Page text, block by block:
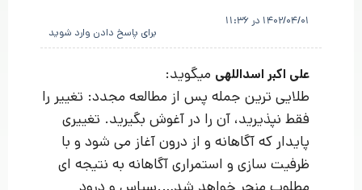
1402/04/01 در 11:36
برای پاسخ دادن وارد شوید
علی اکبر اسداللهی میگوید:
طلایی ترین جمله پس از مطالعه مجدد: تغییر را
فقط نپذیرید، آن را در آغوش بگیرید. تغییری
پایدار که آگاهانه و از درون آغاز می شود و با
ظرفیت سازی و استمراری آگاهانه به نتیجه ای